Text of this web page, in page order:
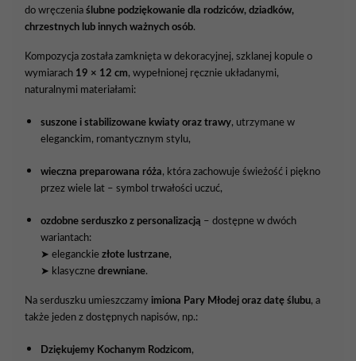
do wręczenia ślubne podziękowanie dla rodziców, dziadków,
chrzestnych lub innych ważnych osób.
Kompozycja została zamknięta w dekoracyjnej, szklanej kopule o
wymiarach 19 × 12 cm, wypełnionej ręcznie układanymi,
naturalnymi materiałami:
suszone i stabilizowane kwiaty oraz trawy, utrzymane w
eleganckim, romantycznym stylu,
wieczna preparowana róża, która zachowuje świeżość i piękno
przez wiele lat – symbol trwałości uczuć,
ozdobne serduszko z personalizacją – dostępne w dwóch
wariantach:
➤ eleganckie złote lustrzane,
➤ klasyczne drewniane.
Na serduszku umieszczamy imiona Pary Młodej oraz datę ślubu, a
także jeden z dostępnych napisów, np.:
Dziękujemy Kochanym Rodzicom,